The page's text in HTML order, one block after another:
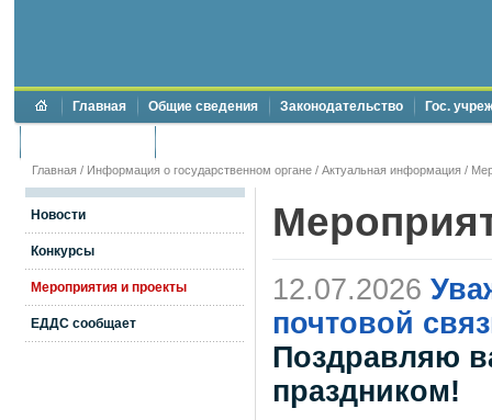
Главная Общие сведения Законодательство Гос.
Главная / Информация о государственном органе / Актуальная информация /
Новости
Конкурсы
Мероприятия и проекты
ЕДДС сообщает
12.07.2026
почтовой
Поздравляю
праздником!